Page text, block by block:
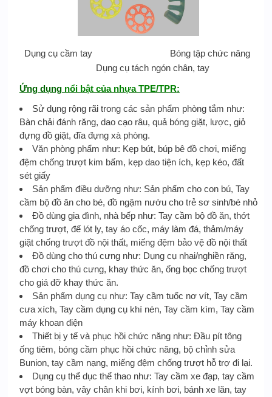
Dụng cụ cầm tay Bóng tập chức năng
Dụng cụ tách ngón chân, tay
Ứng dụng nổi bật của nhựa TPE/TPR:
Sử dụng rộng rãi trong các sản phẩm phòng tắm như:
Bàn chải đánh răng, dao cạo râu, quả bóng giặt, lược, giỏ
đựng đồ giặt, đĩa đựng xà phòng.
Văn phòng phẩm như: Kẹp bút, búp bê đồ chơi, miếng
đệm chống trượt kim bấm, kẹp dao tiện ích, kẹp kéo, đất
sét giấy
Sản phẩm điều dưỡng như: Sản phẩm cho con bú, Tay
cầm bộ đồ ăn cho bé, đồ ngậm nướu cho trẻ sơ sinh/bé nhỏ
Đồ dùng gia đình, nhà bếp như: Tay cầm bộ đồ ăn, thớt
chống trượt, đế lót ly, tay áo cốc, máy làm đá, thảm/máy
giặt chống trượt đồ nội thất, miếng đệm bảo vệ đồ nội thất
Đồ dùng cho thú cưng như: Dụng cụ nhai/nghiền răng,
đồ chơi cho thú cưng, khay thức ăn, ống bọc chống trượt
cho giá đỡ khay thức ăn.
Sản phẩm dụng cụ như: Tay cầm tuốc nơ vít, Tay cầm
cưa xích, Tay cầm dụng cụ khí nén, Tay cầm kìm, Tay cầm
máy khoan điện
Thiết bị y tế và phục hồi chức năng như: Đầu pít tông
ống tiêm, bóng cầm phục hồi chức năng, bộ chỉnh sửa
Bunion, tay cầm nạng, miếng đệm chống trượt hỗ trợ đi lại.
Dụng cụ thể dục thể thao như: Tay cầm xe đạp, tay cầm
vợt bóng bàn, vây chân khi bơi, kính bơi, bánh xe lăn, tay